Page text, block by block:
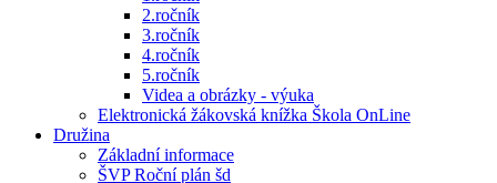
2.ročník
3.ročník
4.ročník
5.ročník
Videa a obrázky - výuka
Elektronická žákovská knížka Škola OnLine
Družina
Základní informace
ŠVP Roční plán šd